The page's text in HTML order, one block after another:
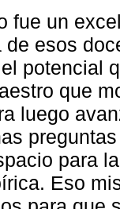
fue un
de esos
potencial
que
luego
para
Eso